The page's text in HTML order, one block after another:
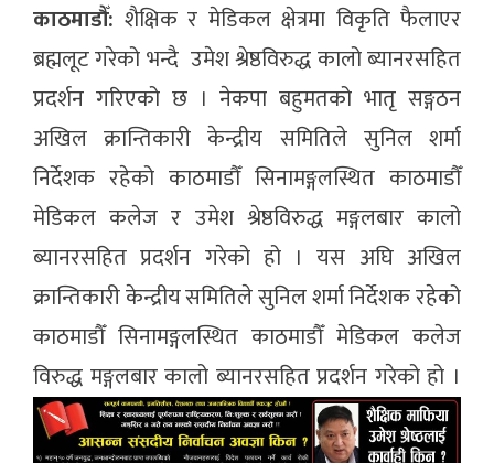
काठमाडौँ: शैक्षिक र मेडिकल क्षेत्रमा विकृति फैलाएर
ब्रह्मलूट गरेको भन्दै उमेश श्रेष्ठविरुद्ध कालो ब्यानरसहित
प्रदर्शन गरिएको छ । नेकपा बहुमतको भातृ सङ्गठन
अखिल क्रान्तिकारी केन्द्रीय समितिले सुनिल शर्मा
निर्देशक रहेको काठमाडौँ सिनामङ्गलस्थित काठमाडौँ
मेडिकल कलेज र उमेश श्रेष्ठविरुद्ध मङ्गलबार कालो
ब्यानरसहित प्रदर्शन गरेको हो । यस अघि अखिल
क्रान्तिकारी केन्द्रीय समितिले सुनिल शर्मा निर्देशक रहेको
काठमाडौँ सिनामङ्गलस्थित काठमाडौँ मेडिकल कलेज
विरुद्ध मङ्गलबार कालो ब्यानरसहित प्रदर्शन गरेको हो ।